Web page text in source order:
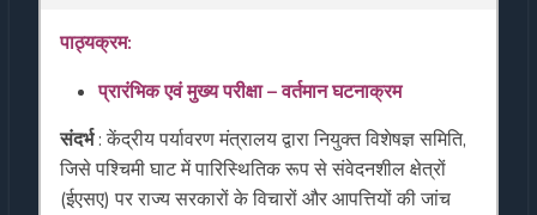
पाठ्यक्रम:
प्रारंभिकएवंमुख्यपरीक्षा–वर्तमानघटनाक्रम
संदर्भ: केंद्रीय पर्यावरण मंत्रालय द्वारा नियुक्त विशेषज्ञ समिति,
जिसे पश्चिमी घाट में पारिस्थितिक रूप से संवेदनशील क्षेत्रों
(ईएसए) पर राज्य सरकारों के विचारों और आपत्तियों की जांच